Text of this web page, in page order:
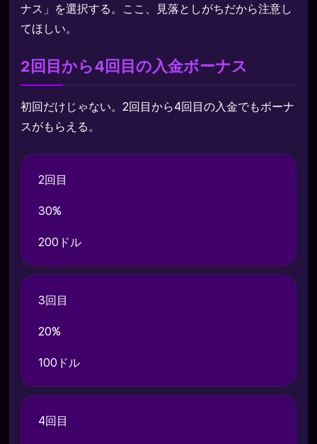
ナス」を選択する。ここ、見落としがちだから注意し
てほしい。
2回目から4回目の入金ボーナス
初回だけじゃない。2回目から4回目の入金でもボーナ
スがもらえる。
2回目
30%
200ドル
3回目
20%
100ドル
4回目